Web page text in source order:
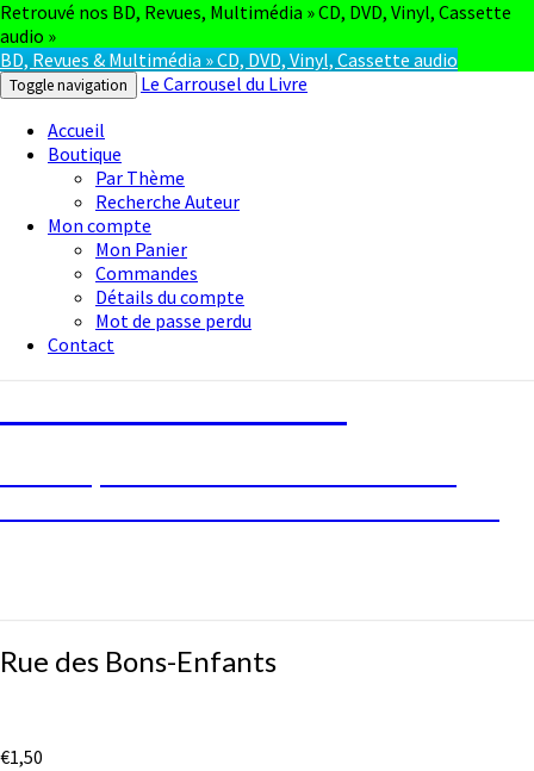
Retrouvé nos BD, Revues, Multimédia » CD, DVD, Vinyl, Cassette
audio »
BD, Revues & Multimédia » CD, DVD, Vinyl, Cassette audio
Toggle navigation
Le Carrousel du Livre
Accueil
Boutique
Par Thème
Recherche Auteur
Mon compte
Mon Panier
Commandes
Détails du compte
Mot de passe perdu
Contact
Rue
des
Rue des Bons-Enfants
€1,50